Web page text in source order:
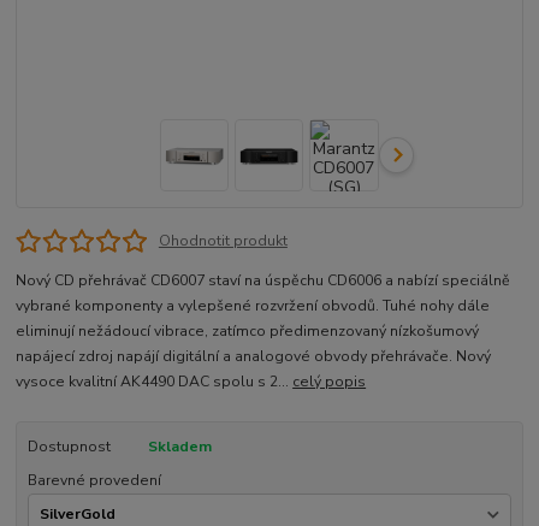
Ohodnotit produkt
Nový CD přehrávač CD6007 staví na úspěchu CD6006 a nabízí speciálně
vybrané komponenty a vylepšené rozvržení obvodů. Tuhé nohy dále
eliminují nežádoucí vibrace, zatímco předimenzovaný nízkošumový
napájecí zdroj napájí digitální a analogové obvody přehrávače. Nový
vysoce kvalitní AK4490 DAC spolu s 2... celý popis
Dostupnost
Skladem
Barevné provedení